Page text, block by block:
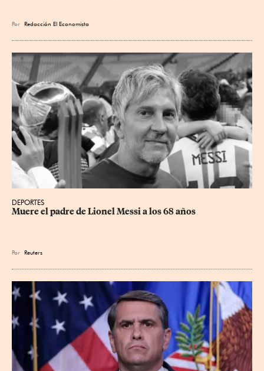
Por Redacción El Economista
DEPORTES
Muere el padre de Lionel Messi a los 68 años
Por Reuters